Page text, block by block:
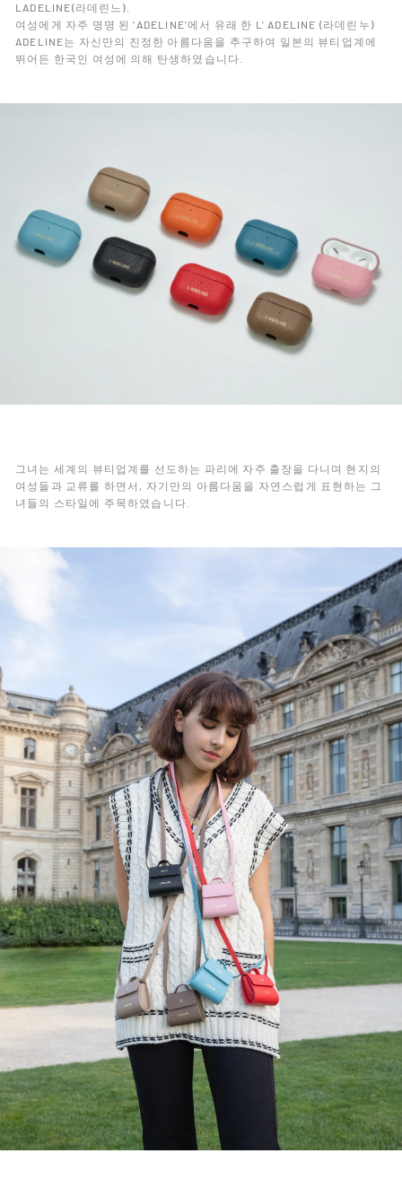
LADELINE(라데린느).
여성에게 자주 명명 된 'ADELINE'에서 유래 한 L' ADELINE (라데린누)
ADELINE는 자신만의 진정한 아름다움을 추구하여 일본의 뷰티업계에
뛰어든 한국인 여성에 의해 탄생하였습니다.
그녀는 세계의 뷰티업계를 선도하는 파리에 자주 출장을 다니며 현지의
여성들과 교류를 하면서, 자기만의 아름다움을 자연스럽게 표현하는 그
녀들의 스타일에 주목하였습니다.